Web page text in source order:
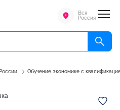
Вся
Россия
Обучение экономике с